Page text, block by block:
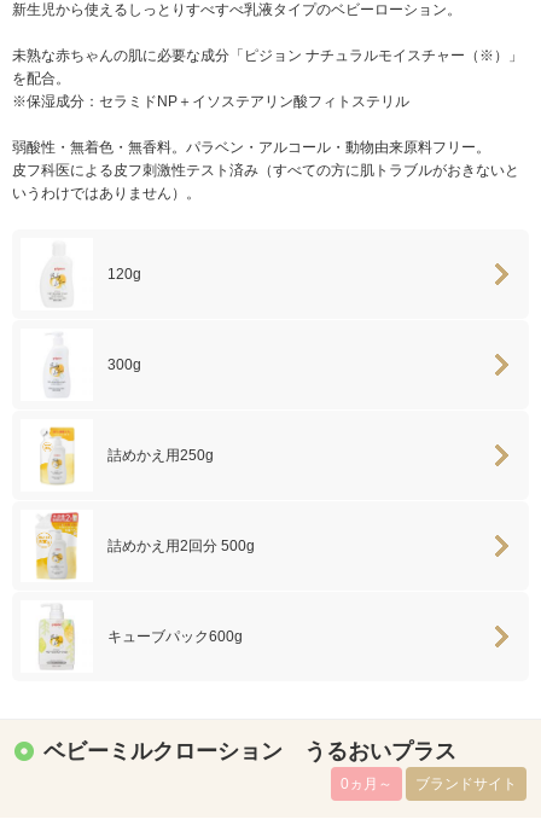
新生児から使えるしっとりすべすべ乳液タイプのベビーローション。
未熟な赤ちゃんの肌に必要な成分「ピジョン ナチュラルモイスチャー（※）」
を配合。
※保湿成分：セラミドNP＋イソステアリン酸フィトステリル
弱酸性・無着色・無香料。パラベン・アルコール・動物由来原料フリー。
皮フ科医による皮フ刺激性テスト済み（すべての方に肌トラブルがおきないと
いうわけではありません）。
120g
300g
詰めかえ用250g
詰めかえ用2回分 500g
キューブパック600g
ベビーミルクローション うるおいプラス
0ヵ月～ ブランドサイト